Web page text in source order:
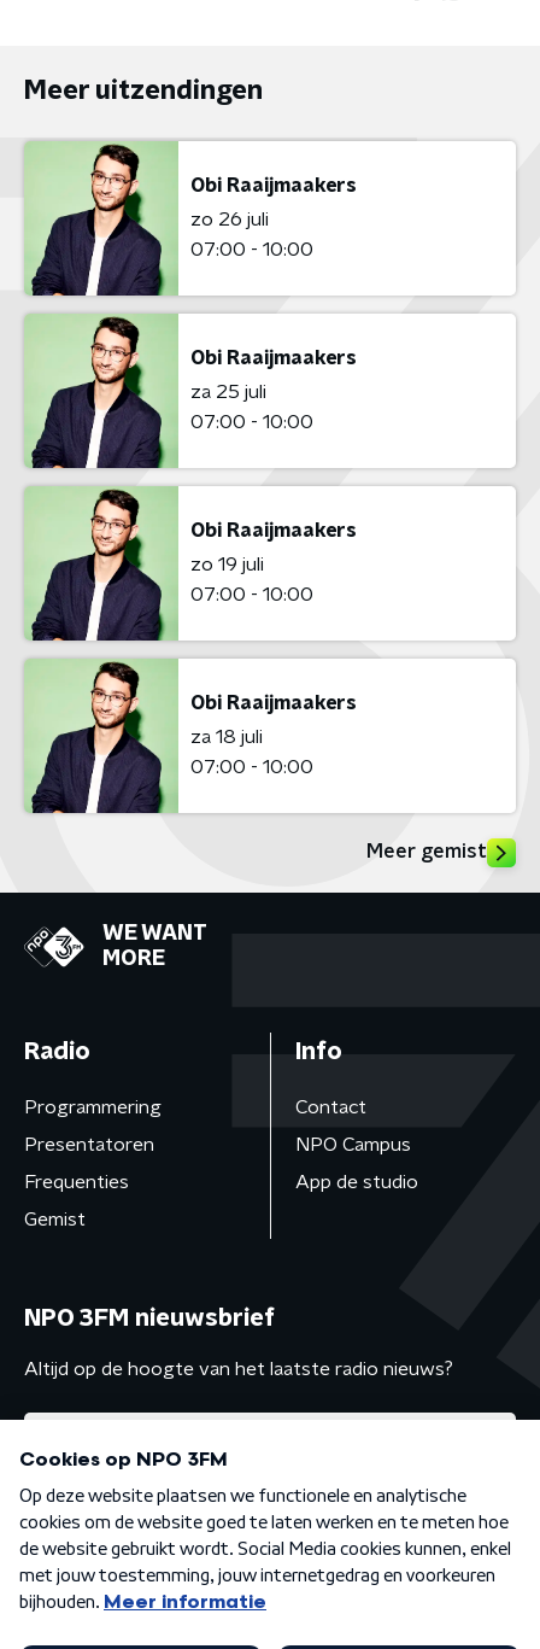
Meer uitzendingen
Obi Raaijmaakers
zo 26 juli
07:00 - 10:00
Obi Raaijmaakers
za 25 juli
07:00 - 10:00
Obi Raaijmaakers
zo 19 juli
07:00 - 10:00
Obi Raaijmaakers
za 18 juli
07:00 - 10:00
Meer gemist
WE WANT
MORE
Radio
Programmering
Presentatoren
Frequenties
Gemist
Info
Contact
NPO Campus
App de studio
NPO 3FM nieuwsbrief
Altijd op de hoogte van het laatste radio nieuws?
Algemene voorwaarden Privacybeleid